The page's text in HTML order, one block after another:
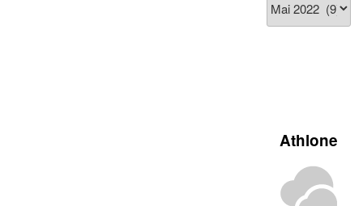
Archiv
Athlone